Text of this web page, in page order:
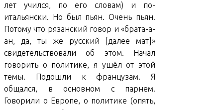
лет учился, по его словам) и по-
итальянски. Но был пьян. Очень пьян.
Потому что рязанский говор и «брата-а-
ан, да, ты же русский [далее мат]»
свидетельствовали об этом. Начал
говорить о политике, я ушёл от этой
темы. Подошли к французам. Я
общался, в основном с парнем.
Говорили о Европе, о политике (опять,